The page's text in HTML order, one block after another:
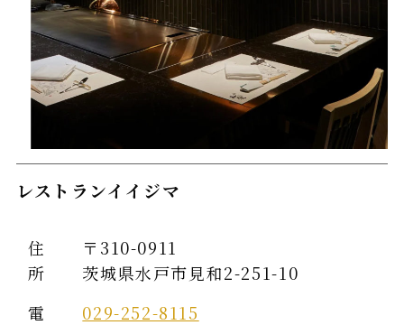
レストランイイジマ
住
所
〒310-0911
茨城県水戸市見和2-251-10
電
029-252-8115